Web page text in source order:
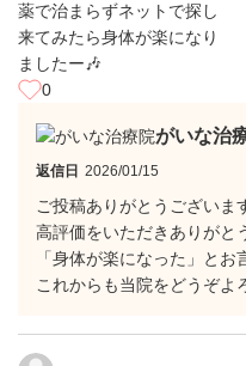
薬で治まらずネットで探し
来てみたら身体が楽になり
ましたー🎶
0
がいな治
返信日 2026/01/15
ご投稿ありがとうございま
高評価をいただきありがと
「身体が楽になった」とお
これからも当院をどうぞよ